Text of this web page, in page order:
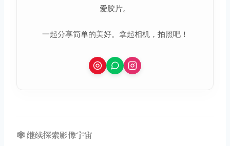
爱胶片。
一起分享简单的美好。拿起相机，拍照吧！
🕸️ 继续探索影像宇宙